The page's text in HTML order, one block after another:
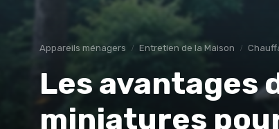
Appareils ménagers Entretien de la Maison
Les avantages
miniatures